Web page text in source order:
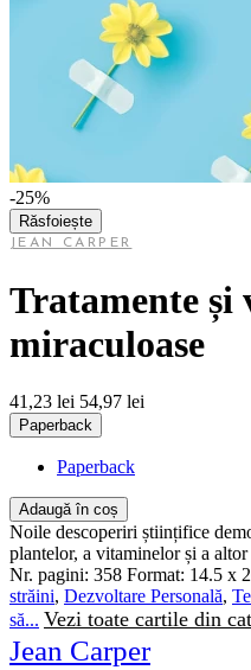
-25%
Răsfoiește
JEAN CARPER
Tratamente și
miraculoase
41,23 lei 54,97 lei
Paperback
Paperback
Adaugă în coș
Noile descoperiri științifice
plantelor, a vitaminelor și a
Nr. pagini: 358 Format: 14.5 x
străini, Dezvoltare Personală,
să... Vezi toate cartile din
Jean Carper